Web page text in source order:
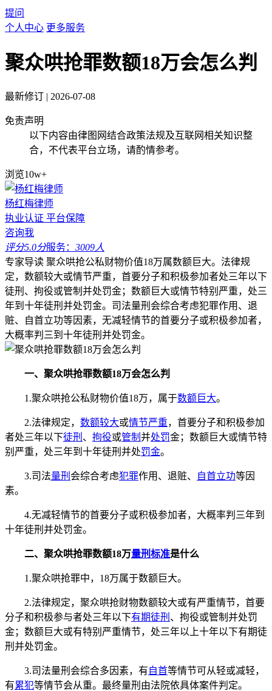
提问
个人中心 更多服务
聚众哄抢罪数额18万会怎么判
最新修订 | 2026-07-08
免责声明
以下内容由律图网结合政策法规及互联网相关知识整
合，不代表平台立场，请酌情参考。
浏览10w+
杨红梅律师
执业认证 平台保障
咨询我
评分5.0分服务： 3009人
专家导读 聚众哄抢公私财物价值18万属数额巨大。法律规
定，数额较大或情节严重，首要分子和积极参加者处三年以下
徒刑、拘役或管制并处罚金；数额巨大或情节特别严重，处三
年到十年徒刑并处罚金。司法量刑会综合考虑犯罪作用、退
赃、自首立功等因素，无减轻情节的首要分子或积极参加者，
大概率判三到十年徒刑并处罚金。
一、聚众哄抢罪数额18万会怎么判
1.聚众哄抢公私财物价值18万，属于数额巨大。
2.法律规定， 数额较大或情节严重，首要分子和积极参加
者处三年以下徒刑 、 拘役或管制 并处罚金；数额巨大或情节特
别严重，处三年到十年徒刑并处罚金。
3.司法量刑 会综合考虑犯罪作用、退赃、 自首立功等因
素。
4.无减轻情节的首要分子或积极参加者，大概率判三年到
十年徒刑并处罚金。
二、聚众哄抢罪数额18万量刑标准是什么
1.聚众哄抢罪中，18万属于数额巨大。
2.法律规定，聚众哄抢财物数额较大或有严重情节，首要
分子和积极参与者处三年以下有期徒刑 、拘役或管制并处罚
金；数额巨大或有特别严重情节，处三年以上十年以下有期徒
刑并处罚金。
3.司法量刑会综合多因素，有自首等情节可从轻或减轻，
有累犯等情节会从重。最终量刑由法院依具体案件判定。